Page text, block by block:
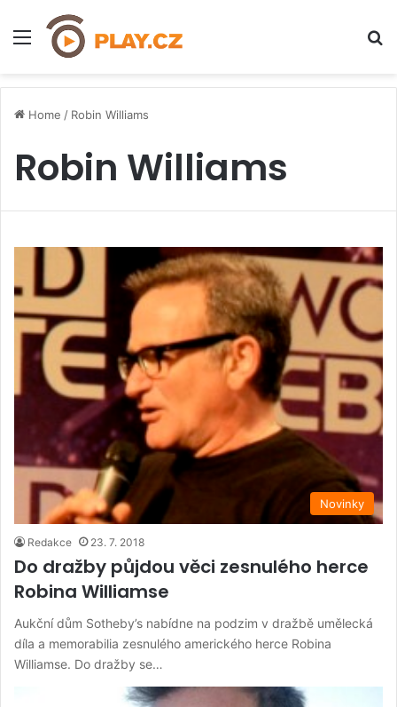
Menu
Home / Robin Williams
Robin Williams
Novinky
Redakce 23. 7. 2018
Do dražby půjdou věci zesnulého herce
Robina Williamse
Aukční dům Sotheby’s nabídne na podzim v dražbě umělecká
díla a memorabilia zesnulého amerického herce Robina
Williamse. Do dražby se…